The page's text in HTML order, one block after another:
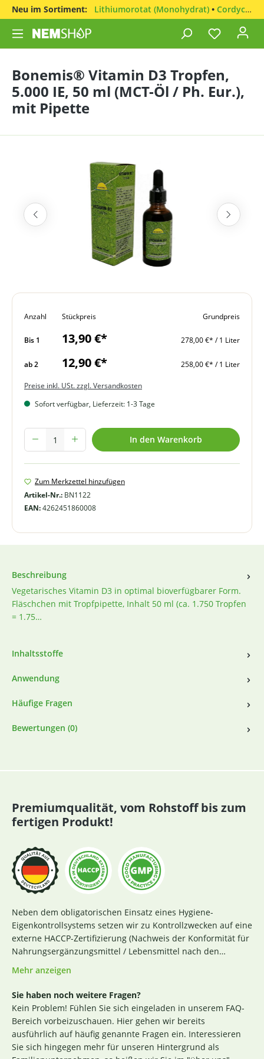
Neu im Sortiment: Lithiumorotat (Monohydrat) • Cordyceps sinensis
Bonemis® Vitamin D3 Tropfen,
5.000 IE, 50 ml (MCT-Öl / Ph. Eur.),
mit Pipette
Anzahl Stückpreis Grundpreis
Bis 1 13,90 €* 278,00 €* / 1 Liter
ab2 12,90 €* 258,00 €* / 1 Liter
Preise inkl. USt. zzgl. Versandkosten
Sofort verfügbar, Lieferzeit: 1-3 Tage
Produkt Anzahl: Gib den gewünschten Wert ein oder benutze die
In den Warenkorb
Zum Merkzettel hinzufügen
Artikel-Nr.: BN1122
EAN:4262451860008
Beschreibung
Vegetarisches Vitamin D3 in optimal bioverfügbarer Form.
Fläschchen mit Tropfpipette, Inhalt 50 ml (ca. 1.750 Tropfen
= 1.75…
Inhaltsstoffe
Anwendung
Häufige Fragen
Bewertungen (0)
Premiumqualität, vom Rohstoff bis zum
fertigen Produkt!
Neben dem obligatorischen Einsatz eines Hygiene-
Eigenkontrollsystems setzen wir zu Kontrollzwecken auf eine
externe HACCP-Zertifizierung (Nachweis der Konformität für
Nahrungsergänzungsmittel / Lebensmittel nach den
Richtlinien des Codex Alimentarius und der Verordnung EG
Nr. 852 / 2004 des Europäischen Parlaments). Das aktuelle
Zertifikat finden Siehier
. Darüber hinaus beginnt für uns
die Sicherstellung einer erstklassigen Produktqualität
bereits bei der strengen Durchleuchtung und Auswahl
unserer (Rohstoff-)Lieferanten. Die Produktion nach GMP-
Richtlinie ist hierbei ein wichtiges Kriterium. Losgelöst von
den Tests der Hersteller untersuchen wir zusätzlich, ohne
Mehr anzeigen
Sie haben noch weitere Fragen?
Kein Problem! Fühlen Sie sich eingeladen in unserem FAQ-
Bereich vorbeizuschauen. Hier gehen wir bereits
ausführlich auf häufig genannte Fragen ein. Interessieren
Sie sich hingegen mehr für unseren Hintergrund als